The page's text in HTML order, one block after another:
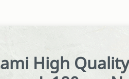
High